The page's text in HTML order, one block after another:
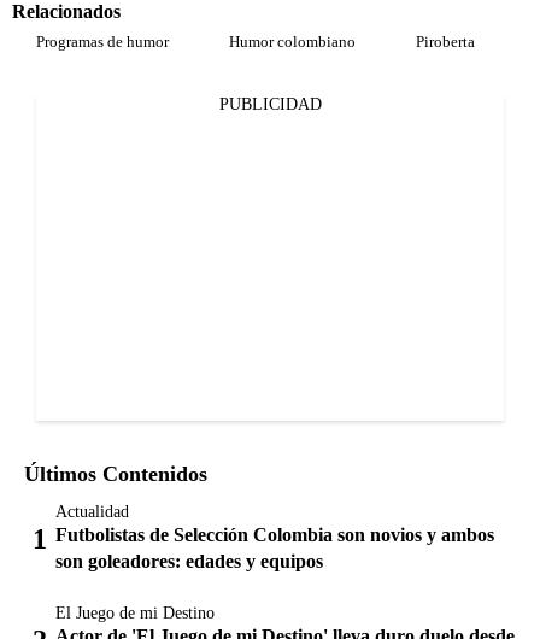
Relacionados
Programas de humor Humor colombiano Piroberta
PUBLICIDAD
Últimos Contenidos
Actualidad
Futbolistas de Selección Colombia son novios y ambos
son goleadores: edades y equipos
El Juego de mi Destino